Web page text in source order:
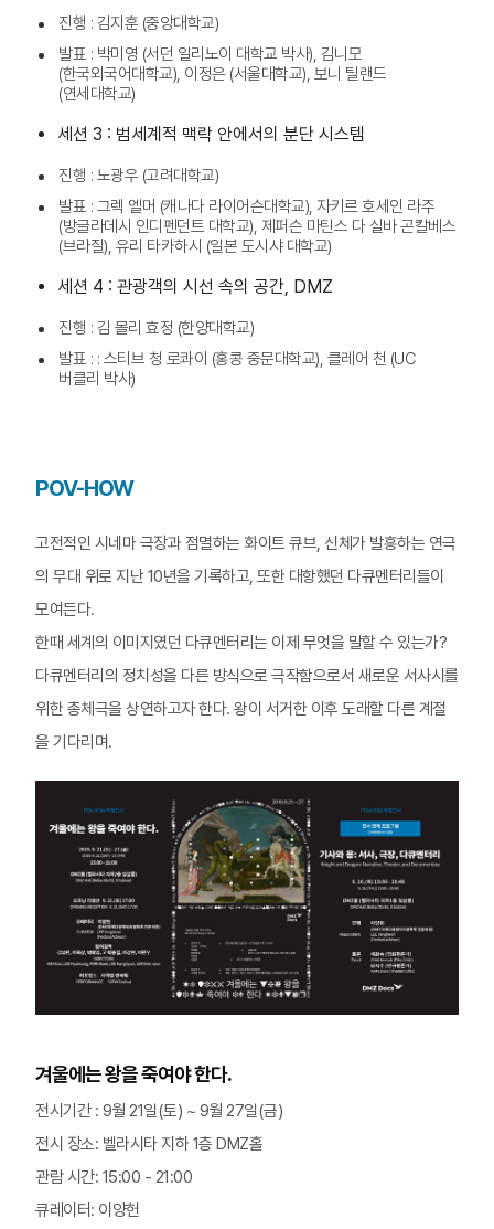
진행 : 김지훈 (중앙대학교)
발표 : 박미영 (서던 일리노이 대학교 박사), 김니모
(한국외국어대학교), 이정은 (서울대학교), 보니 틸랜드
(연세대학교)
세션 3 : 범세계적 맥락 안에서의 분단 시스템
진행 : 노광우 (고려대학교)
발표 : 그렉 엘머 (캐나다 라이어슨대학교), 자키르 호세인 라주
(방글라데시 인디펜던트 대학교), 제퍼슨 마틴스 다 실바 곤칼베스
(브라질), 유리 타카하시 (일본 도시샤 대학교)
세션 4 : 관광객의 시선 속의 공간, DMZ
진행 : 김 몰리 효정 (한양대학교)
발표 : : 스티브 청 로콰이 (홍콩 중문대학교), 클레어 천 (UC
버클리 박사)
POV-HOW
고전적인 시네마 극장과 점멸하는 화이트 큐브, 신체가 발흥하는 연극
의 무대 위로 지난 10년을 기록하고, 또한 대항했던 다큐멘터리들이
모여든다.
한때 세계의 이미지였던 다큐멘터리는 이제 무엇을 말할 수 있는가?
다큐멘터리의 정치성을 다른 방식으로 극작함으로서 새로운 서사시를
위한 총체극을 상연하고자 한다. 왕이 서거한 이후 도래할 다른 계절
을 기다리며.
겨울에는 왕을 죽여야 한다.
전시기간 : 9월 21일(토) ~ 9월 27일(금)
전시 장소: 벨라시타 지하 1층 DMZ홀
관람 시간: 15:00 - 21:00
큐레이터: 이양헌